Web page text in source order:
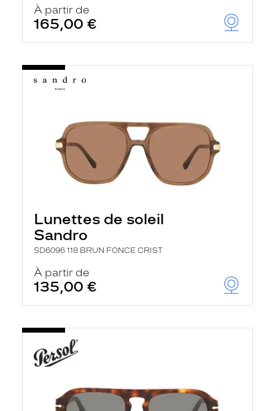
À partir de
165,00 €
Lunettes de soleil
Sandro
SD6096 118 BRUN FONCE CRIST
À partir de
135,00 €